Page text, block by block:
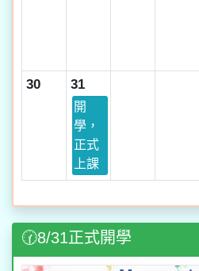
30 31
開
學，
正式
上課
🕜8/31正式開學